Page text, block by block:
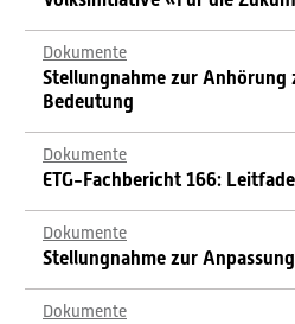
Dokumente
Stellungnahme zur
Bedeutung
Dokumente
ETG-Fachbericht 166:
Dokumente
Stellungnahme zur
Dokumente